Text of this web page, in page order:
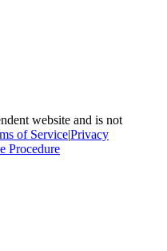
website and is not
of Service|Privacy
Procedure